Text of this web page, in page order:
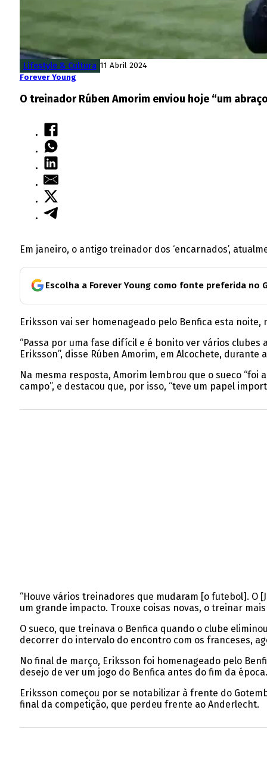
Lifestyle & Cultura 11 Abril 2024
Forever Young
O treinador Rúben Amorim enviou hoje “um
Em janeiro, o antigo treinador dos ‘encarnados’,
Escolha a Forever Young como fonte preferida no
Eriksson vai ser homenageado pelo Benfica esta
“Passa por uma fase difícil e é bonito ver vários
Eriksson”, disse Rúben Amorim, em Alcochete, durante
Na mesma resposta, Amorim lembrou que o sueco
campo”, e destacou que, por isso, “teve um papel
“Houve vários treinadores que mudaram [o futebol]. O
um grande impacto. Trouxe coisas novas, o treinar
O sueco, que treinava o Benfica quando o clube
decorrer do intervalo do encontro com os franceses,
No final de março, Eriksson foi homenageado pelo
desejo de ver um jogo do Benfica antes do fim da época.
Eriksson começou por se notabilizar à frente do
final da competição, que perdeu frente ao Anderlecht.